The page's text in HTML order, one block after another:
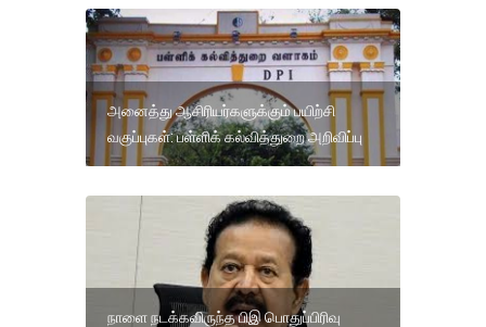
அனைத்து ஆசிரியர்களுக்கும் பயிற்சி
வகுப்புகள்: பள்ளிக் கல்வித்துறை அறிவிப்பு
நாளை நடக்கவிருந்த பிஇ பொதுப்பிரிவு